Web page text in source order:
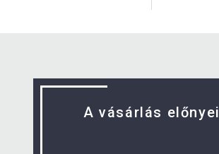
A vásárlás előnyei